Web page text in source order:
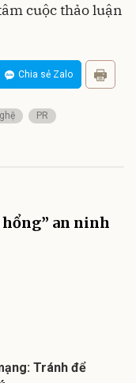
cuộc thảo luận
Chia sẻ Zalo
PR
hổng” an ninh
Tránh để